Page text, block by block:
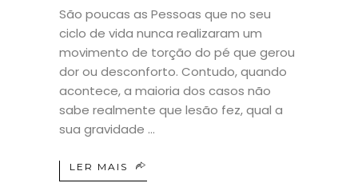
São poucas as Pessoas que no seu
ciclo de vida nunca realizaram um
movimento de torção do pé que gerou
dor ou desconforto. Contudo, quando
acontece, a maioria dos casos não
sabe realmente que lesão fez, qual a
sua gravidade
LER MAIS